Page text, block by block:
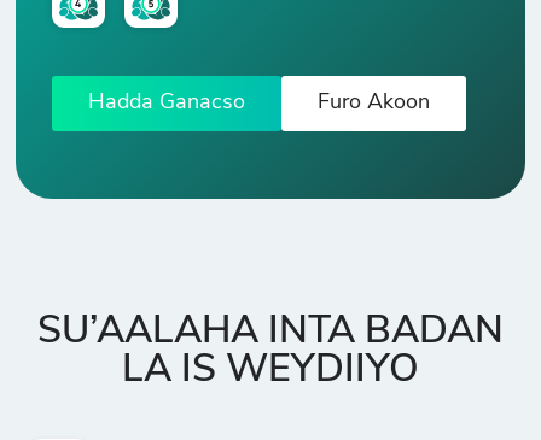
Hadda Ganacso Furo Akoon
SU’AALAHA INTA BADAN
LA IS WEYDIIYO